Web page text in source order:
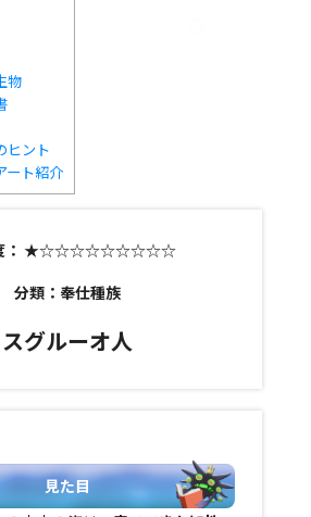
物
ヒント
ート紹介
★☆☆☆☆☆☆☆☆☆
分類：奉仕種族
スグルーオ人
見た目